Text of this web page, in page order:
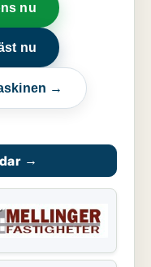
nu
nu
→
→